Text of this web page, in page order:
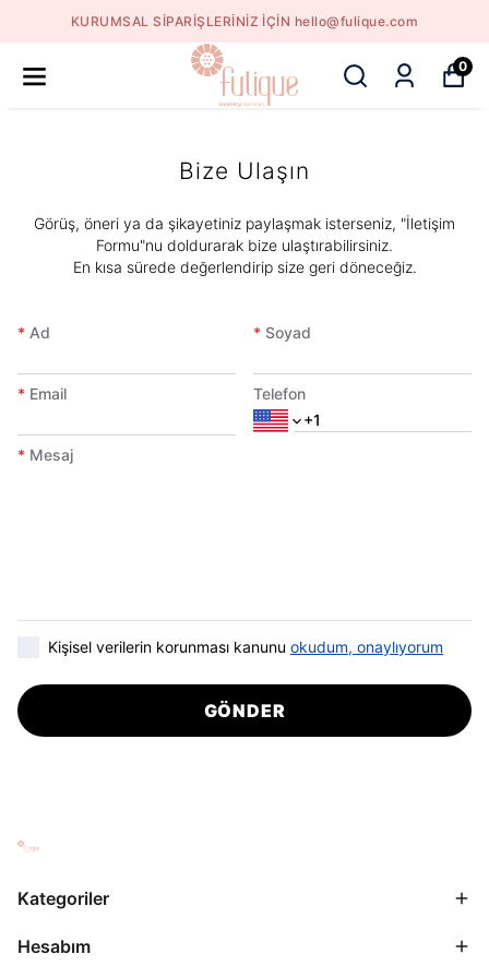
KURUMSAL SİPARİŞLERİNİZ İÇİN hello@fulique.com
0
Bize Ulaşın
​Görüş, öneri ya da şikayetiniz paylaşmak isterseniz, "İletişim
Formu"nu doldurarak bize ulaştırabilirsiniz.
En kısa sürede değerlendirip size geri döneceğiz.
* Ad * Soyad
* Email Telefon
* Mesaj
Kişisel verilerin korunması kanunu okudum, onaylıyorum
GÖNDER
Kategoriler
Hesabım